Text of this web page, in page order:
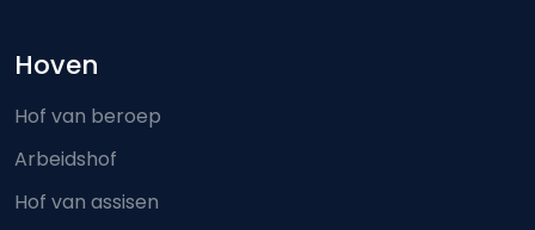
Hoven
Hof van beroep
Arbeidshof
Hof van assisen